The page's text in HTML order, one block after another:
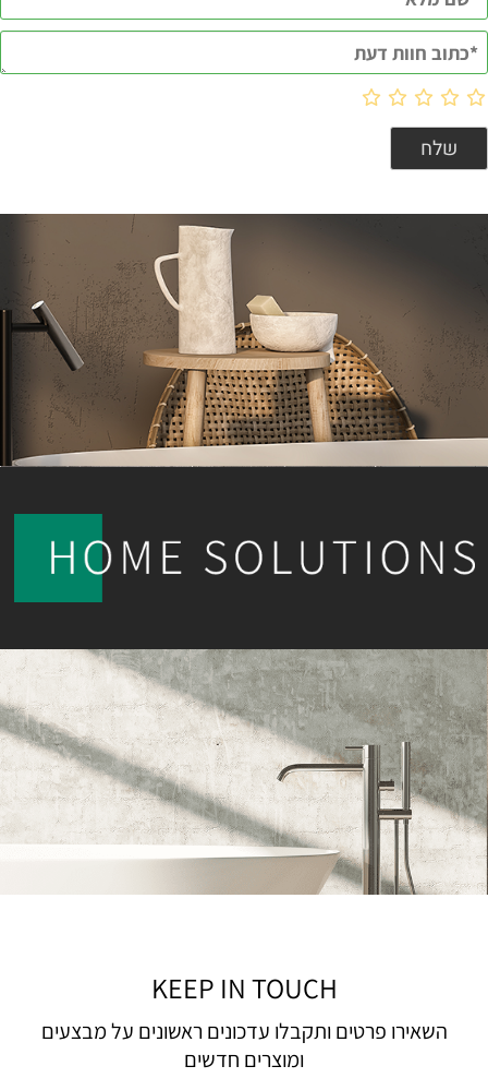
KEEP IN TOUCH
השאירו פרטים ותקבלו עדכונים ראשונים על מבצעים
ומוצרים חדשים